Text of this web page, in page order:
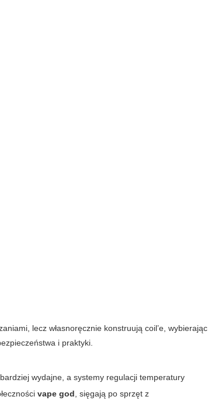
lecz własnoręcznie konstruują coil’e, wybierając
i praktyki.
bardziej wydajne, a systemy regulacji temperatury
vape god , sięgają po sprzęt z